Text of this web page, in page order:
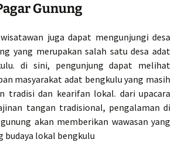
Gunung
juga dapat mengunjungi desa
yang merupakan salah satu desa adat
di sini, pengunjung dapat melihat
masyarakat adat bengkulu yang masih
tradisi dan kearifan lokal. dari upacara
tangan tradisional, pengalaman di
akan memberikan wawasan yang
budaya lokal bengkulu